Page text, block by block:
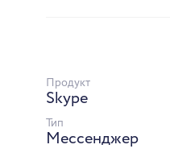
Продукт
Skype
Тип
Мессенджер